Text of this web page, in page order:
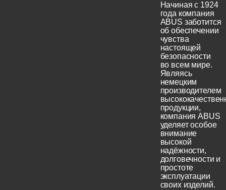
Начиная с 1924
года компания
ABUS заботится
об обеспечении
чувства
настоящей
безопасности
во всем мире.
Являясь
немецким
производителем
продукции,
компания ABUS
уделяет особое
внимание
высокой
надёжности,
долговечности и
простоте
эксплуатации
своих изделий.